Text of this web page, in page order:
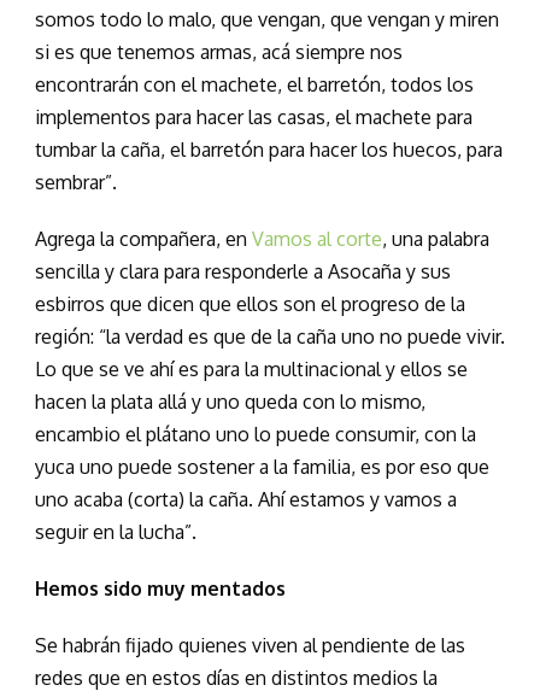
somos todo lo malo, que vengan, que vengan y miren
si es que tenemos armas, acá siempre nos
encontrarán con el machete, el barretón, todos los
implementos para hacer las casas, el machete para
tumbar la caña, el barretón para hacer los huecos, para
sembrar”.
Agrega la compañera, en Vamos al corte, una palabra
sencilla y clara para responderle a Asocaña y sus
esbirros que dicen que ellos son el progreso de la
región: “la verdad es que de la caña uno no puede vivir.
Lo que se ve ahí es para la multinacional y ellos se
hacen la plata allá y uno queda con lo mismo,
encambio el plátano uno lo puede consumir, con la
yuca uno puede sostener a la familia, es por eso que
uno acaba (corta) la caña. Ahí estamos y vamos a
seguir en la lucha”.
Hemos sido muy mentados
Se habrán fijado quienes viven al pendiente de las
redes que en estos días en distintos medios la